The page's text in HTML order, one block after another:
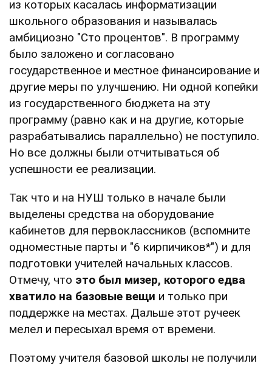
из которых касалась информатизации
школьного образования и называлась
амбициозно "Сто процентов". В программу
было заложено и согласовано
государственное и местное финансирование и
другие меры по улучшению. Ни одной копейки
из государственного бюджета на эту
программу (равно как и на другие, которые
разрабатывались параллельно) не поступило.
Но все должны были отчитываться об
успешности ее реализации.
Так что и на НУШ только в начале были
выделены средства на оборудование
кабинетов для первоклассников (вспомните
одноместные парты и "6 кирпичиков*") и для
подготовки учителей начальных классов.
Отмечу, что это был мизер, которого едва
хватило на базовые вещи и только при
поддержке на местах. Дальше этот ручеек
мелел и пересыхал время от времени.
Поэтому учителя базовой школы не получили